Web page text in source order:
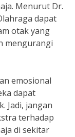
Menurut Dr.
dapat
otak yang
mengurangi
emosional
dapat
Jadi, jangan
terhadap
di sekitar